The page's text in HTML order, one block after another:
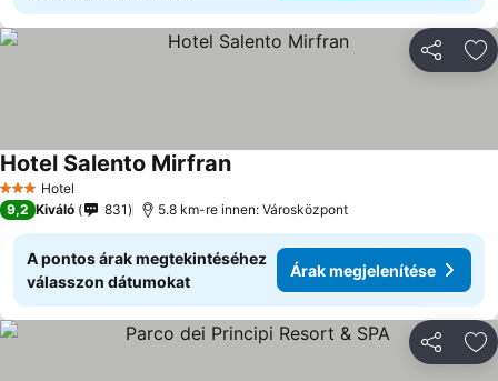
3 Kategória
Hotel
Hotel Salento Mirfran
9,2 Kiváló 831 5.8 km-re innen: Városközpont
A pontos árak megtekintéséhez
válasszon dátumokat
Árak megjelenítése